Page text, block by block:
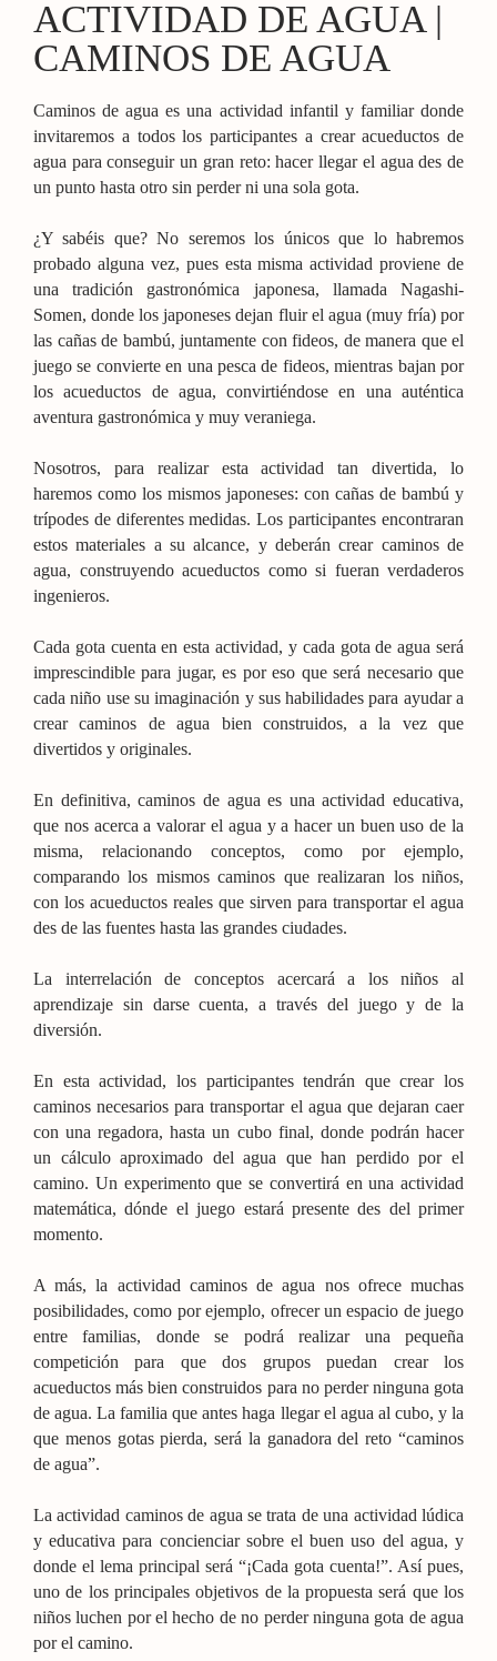
ACTIVIDAD DE AGUA |
CAMINOS DE AGUA
Caminos de agua es una actividad infantil y familiar donde
invitaremos a todos los participantes a crear acueductos de
agua para conseguir un gran reto: hacer llegar el agua des de
un punto hasta otro sin perder ni una sola gota.
¿Y sabéis que? No seremos los únicos que lo habremos
probado alguna vez, pues esta misma actividad proviene de
una tradición gastronómica japonesa, llamada Nagashi-
Somen, donde los japoneses dejan fluir el agua (muy fría) por
las cañas de bambú, juntamente con fideos, de manera que el
juego se convierte en una pesca de fideos, mientras bajan por
los acueductos de agua, convirtiéndose en una auténtica
aventura gastronómica y muy veraniega.
Nosotros, para realizar esta actividad tan divertida, lo
haremos como los mismos japoneses: con cañas de bambú y
trípodes de diferentes medidas. Los participantes encontraran
estos materiales a su alcance, y deberán crear caminos de
agua, construyendo acueductos como si fueran verdaderos
ingenieros.
Cada gota cuenta en esta actividad, y cada gota de agua será
imprescindible para jugar, es por eso que será necesario que
cada niño use su imaginación y sus habilidades para ayudar a
crear caminos de agua bien construidos, a la vez que
divertidos y originales.
En definitiva, caminos de agua es una actividad educativa,
que nos acerca a valorar el agua y a hacer un buen uso de la
misma, relacionando conceptos, como por ejemplo,
comparando los mismos caminos que realizaran los niños,
con los acueductos reales que sirven para transportar el agua
des de las fuentes hasta las grandes ciudades.
La interrelación de conceptos acercará a los niños al
aprendizaje sin darse cuenta, a través del juego y de la
diversión.
En esta actividad, los participantes tendrán que crear los
caminos necesarios para transportar el agua que dejaran caer
con una regadora, hasta un cubo final, donde podrán hacer
un cálculo aproximado del agua que han perdido por el
camino. Un experimento que se convertirá en una actividad
matemática, dónde el juego estará presente des del primer
momento.
A más, la actividad caminos de agua nos ofrece muchas
posibilidades, como por ejemplo, ofrecer un espacio de juego
entre familias, donde se podrá realizar una pequeña
competición para que dos grupos puedan crear los
acueductos más bien construidos para no perder ninguna gota
de agua. La familia que antes haga llegar el agua al cubo, y la
que menos gotas pierda, será la ganadora del reto “caminos
de agua”.
La actividad caminos de agua se trata de una actividad lúdica
y educativa para concienciar sobre el buen uso del agua, y
donde el lema principal será “¡Cada gota cuenta!”. Así pues,
uno de los principales objetivos de la propuesta será que los
niños luchen por el hecho de no perder ninguna gota de agua
por el camino.